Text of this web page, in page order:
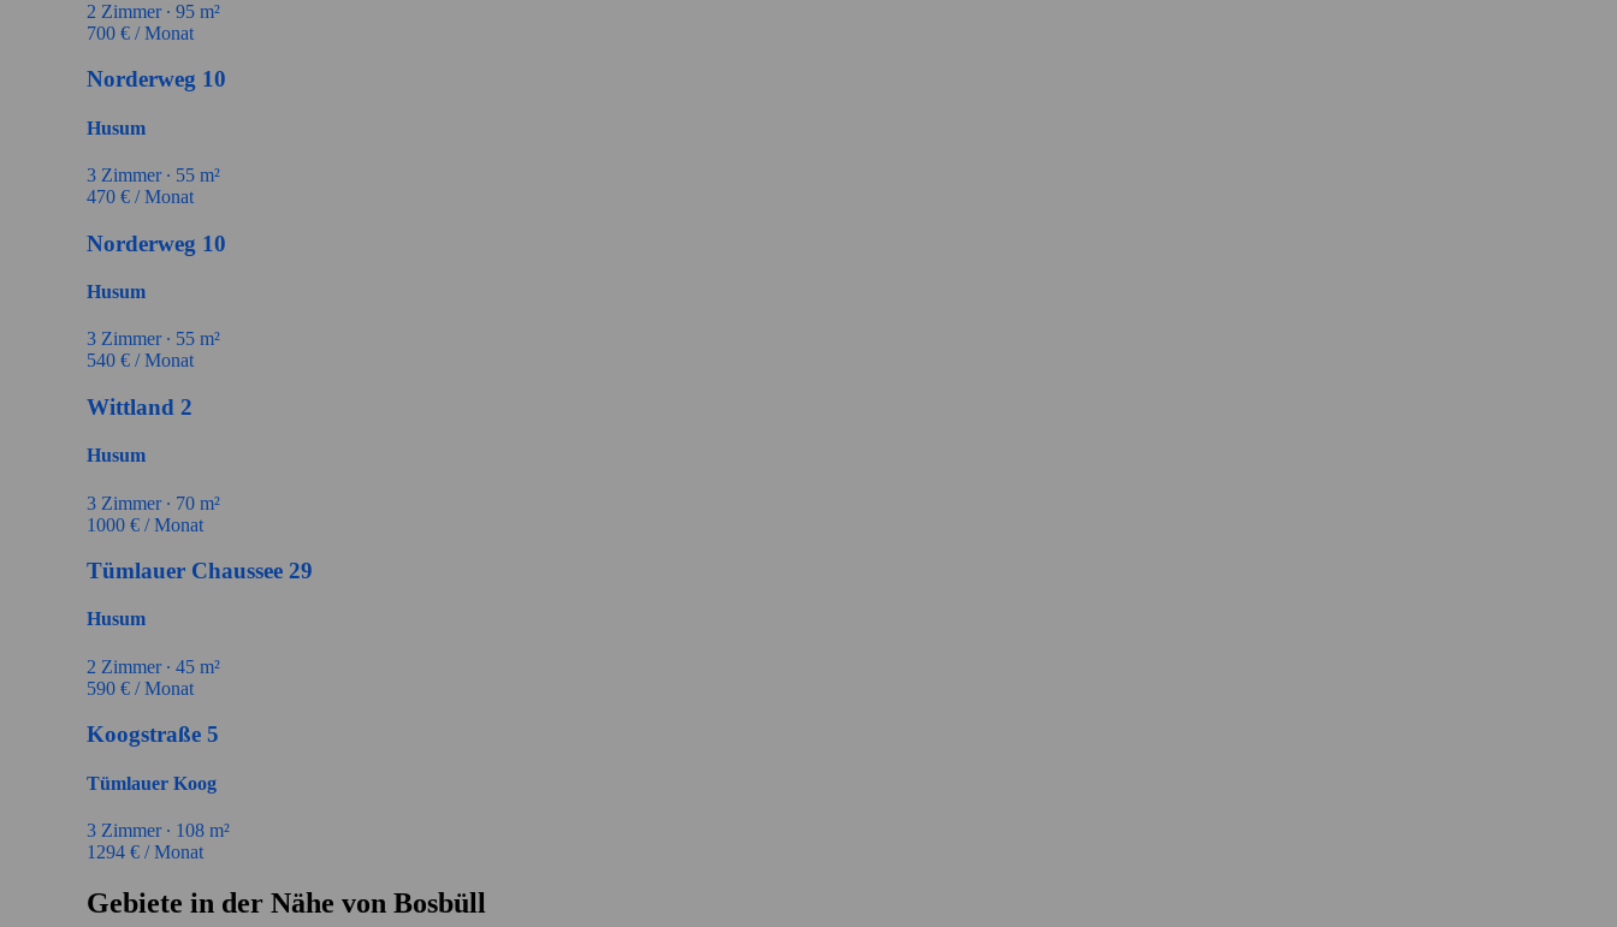
2 Zimmer ∙ 95 m²
700 € / Monat
Norderweg 10
Husum
3 Zimmer ∙ 55 m²
470 € / Monat
Norderweg 10
Husum
3 Zimmer ∙ 55 m²
540 € / Monat
Wittland 2
Husum
3 Zimmer ∙ 70 m²
1000 € / Monat
Tümlauer Chaussee 29
Husum
2 Zimmer ∙ 45 m²
590 € / Monat
Koogstraße 5
Tümlauer Koog
3 Zimmer ∙ 108 m²
1294 € / Monat
Gebiete in der Nähe von Bosbüll